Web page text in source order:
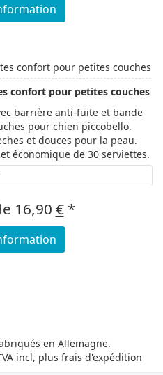
confort pour petites couches
barrière anti-fuite et bande
pour chien piccobello.
et douces pour la peau.
économique de 30 serviettes.
16,90 €*
en Allemagne.
incl, plus frais d'expédition